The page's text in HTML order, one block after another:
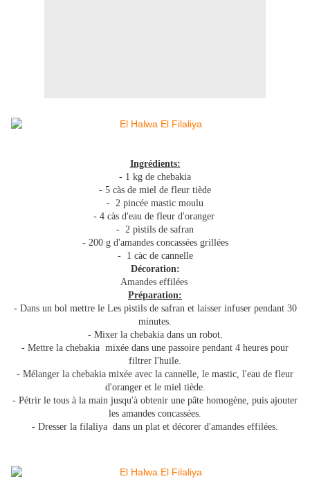
Ingrédients:
- 1 kg de chebakia
- 5 càs de miel de fleur tiède
- 2 pincée mastic moulu
- 4 càs d'eau de fleur d'oranger
- 2 pistils de safran
- 200 g d'amandes concassées grillées
- 1 càc de cannelle
Décoration:
Amandes effilées
Préparation:
- Dans un bol mettre le Les pistils de safran et laisser infuser pendant 30
minutes.
- Mixer la chebakia dans un robot.
- Mettre la chebakia mixée dans une passoire pendant 4 heures pour
filtrer l'huile.
- Mélanger la chebakia mixée avec la cannelle, le mastic, l'eau de fleur
d'oranger et le miel tiède.
- Pétrir le tous à la main jusqu'à obtenir une pâte homogène, puis ajouter
les amandes concassées.
- Dresser la filaliya dans un plat et décorer d'amandes effilées.